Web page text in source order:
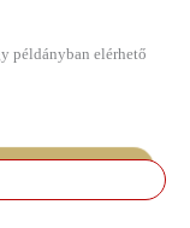
példányban elérhető